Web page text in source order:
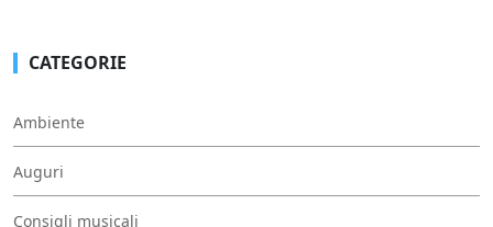
CATEGORIE
Ambiente
Auguri
Consigli musicali